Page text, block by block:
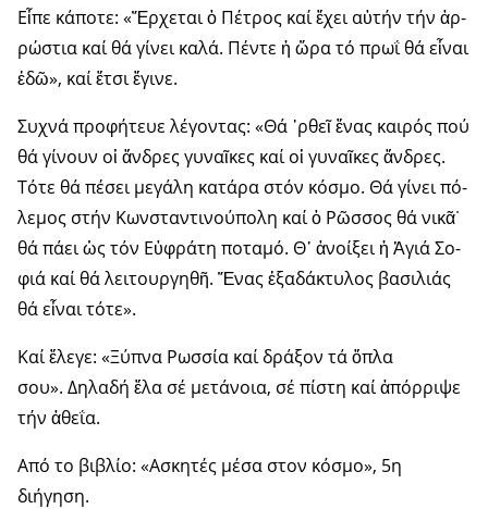
Εἶ­πε κά­πο­τε: «Ἔρ­χε­ται ὁ Πέ­τρος καί ἔ­χει αὐ­τήν τήν ἀρ­
ρώ­στια καί θά γί­νει κα­λά. Πέ­ντε ἡ ὥρα τό πρωΐ θά εἶ­ναι
ἐδῶ», καί ἔτσι ἔγι­νε.
Συ­χνά προ­φή­τευ­ε λέ­γον­τας: «Θά ᾿ρθεῖ ἕ­νας και­ρός πού
θά γί­νουν οἱ ἄν­δρες γυ­ναῖ­κες καί οἱ γυ­ναῖ­κες ἄν­δρες.
Τό­τε θά πέ­σει με­γά­λη κα­τά­ρα στόν κό­σμο. Θά γί­νει πό­
λε­μος στήν Κων­σταν­τι­νού­πο­λη καί ὁ Ρῶσ­σος θά νι­κᾶ˙
θά πά­ει ὡς τόν Εὐ­φρά­τη πο­τα­μό. Θ᾿ ἀ­νοί­ξει ἡ Ἁ­γιά Σο­
φιά καί θά λει­τουρ­γη­θῆ. Ἕ­νας ἑ­ξα­δά­κτυ­λος βα­σι­λι­άς
θά εἶ­ναι τό­τε».
Καί ἔ­λε­γε: «Ξύ­πνα Ρωσ­σί­α καί δρά­ξον τά ὅ­πλα
σου». Δη­λα­δή ἔ­λα σέ με­τά­νοι­α, σέ πί­στη καί ἀ­πόρ­ρι­ψε
τήν ἀ­θε­ΐ­α.
Από το βιβλίο: «Ασκητές μέσα στον κόσμο», 5η
διήγηση.